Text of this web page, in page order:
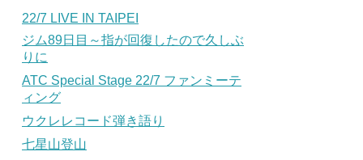
22/7 LIVE IN TAIPEI
ジム89日目～指が回復したので久しぶ
りに
ATC Special Stage 22/7 ファンミーテ
ィング
ウクレレコード弾き語り
七星山登山